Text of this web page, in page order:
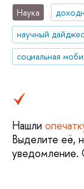
Наука
научный
социальная
Нашли
Выделите её,
уведомление.